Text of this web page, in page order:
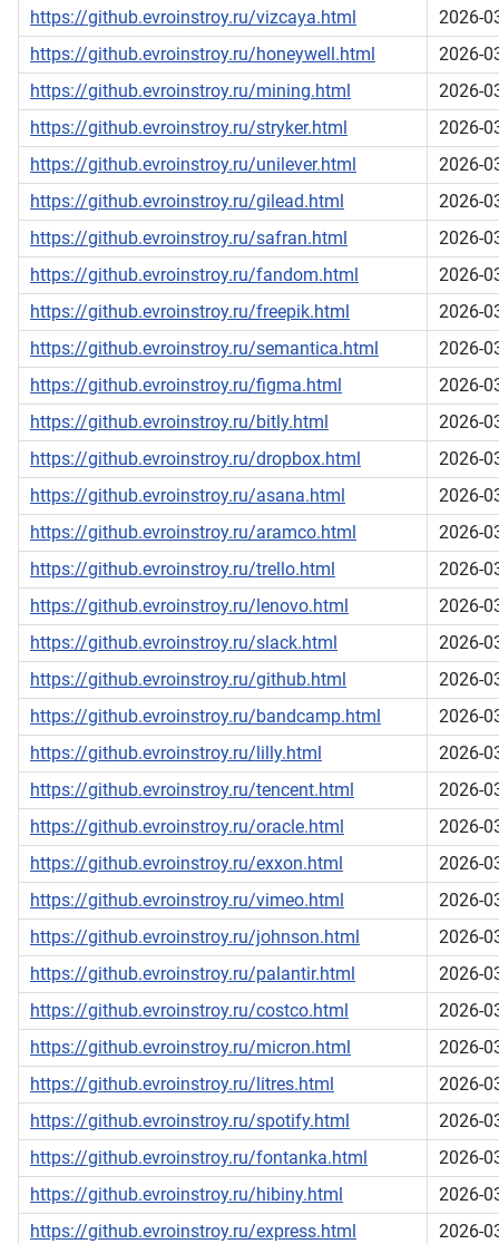
https://github.evroinstroy.ru/vizcaya.html
2026-
https://github.evroinstroy.ru/honeywell.html
2026-
https://github.evroinstroy.ru/mining.html
2026-
https://github.evroinstroy.ru/stryker.html
2026-
https://github.evroinstroy.ru/unilever.html
2026-
https://github.evroinstroy.ru/gilead.html
2026-
https://github.evroinstroy.ru/safran.html
2026-
https://github.evroinstroy.ru/fandom.html
2026-
https://github.evroinstroy.ru/freepik.html
2026-
https://github.evroinstroy.ru/semantica.html
2026-
https://github.evroinstroy.ru/figma.html
2026-
https://github.evroinstroy.ru/bitly.html
2026-
https://github.evroinstroy.ru/dropbox.html
2026-
https://github.evroinstroy.ru/asana.html
2026-
https://github.evroinstroy.ru/aramco.html
2026-
https://github.evroinstroy.ru/trello.html
2026-
https://github.evroinstroy.ru/lenovo.html
2026-
https://github.evroinstroy.ru/slack.html
2026-
https://github.evroinstroy.ru/github.html
2026-
https://github.evroinstroy.ru/bandcamp.html
2026-
https://github.evroinstroy.ru/lilly.html
2026-
https://github.evroinstroy.ru/tencent.html
2026-
https://github.evroinstroy.ru/oracle.html
2026-
https://github.evroinstroy.ru/exxon.html
2026-
https://github.evroinstroy.ru/vimeo.html
2026-
https://github.evroinstroy.ru/johnson.html
2026-
https://github.evroinstroy.ru/palantir.html
2026-
https://github.evroinstroy.ru/costco.html
2026-
https://github.evroinstroy.ru/micron.html
2026-
https://github.evroinstroy.ru/litres.html
2026-
https://github.evroinstroy.ru/spotify.html
2026-
https://github.evroinstroy.ru/fontanka.html
2026-
https://github.evroinstroy.ru/hibiny.html
2026-
https://github.evroinstroy.ru/express.html
2026-